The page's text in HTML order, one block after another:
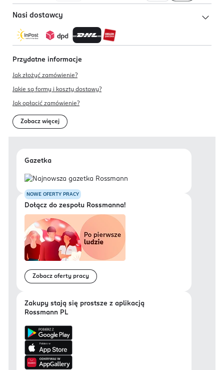
Nasi dostawcy
Przydatne informacje
Jak złożyć zamówienie?
Jakie są formy i koszty dostawy?
Jak opłacić zamówienie?
Zobacz więcej
Gazetka
NOWE OFERTY PRACY
Dołącz do zespołu Rossmanna!
Zobacz oferty pracy
Zakupy stają się prostsze z aplikacją
Rossmann PL